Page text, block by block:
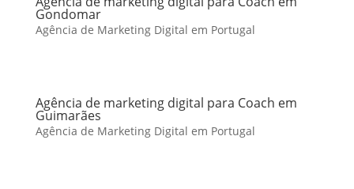
Gondomar
Agência de Marketing Digital em Portugal
Agência de marketing digital para Coach em
Guimarães
Agência de Marketing Digital em Portugal